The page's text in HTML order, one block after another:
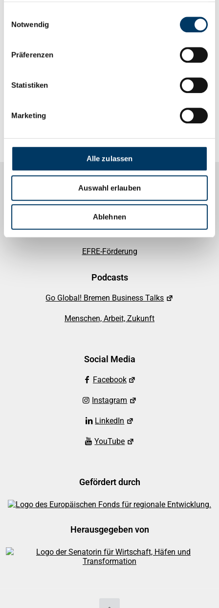
Notwendig
Präferenzen
Statistiken
Marketing
Alle zulassen
Auswahl erlauben
Ablehnen
Veranstaltungsort
IT-Bildungshaus
Deutschland
Informationen
Förderhinweise
EFRE-Förderung
Podcasts
Go Global! Bremen Business Talks
Menschen, Arbeit, Zukunft
Social Media
Facebook
Instagram
LinkedIn
YouTube
Gefördert durch
Herausgegeben von